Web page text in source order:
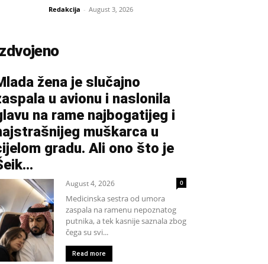
Redakcija - August 3, 2026
žena je slučajno
u avionu i naslonila
na rame najbogatijeg i
muškarca u
gradu. Ali ono što je
August 4, 2026 0
Medicinska sestra od umora
zaspala na ramenu nepoznatog
putnika, a tek kasnije saznala zbog
čega su svi...
Read more